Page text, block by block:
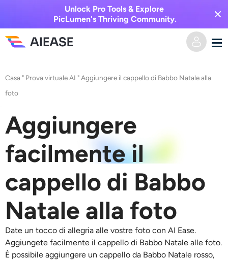
Unlock Pro Tools & Explore
PicLumen's Thriving Community.
AI Video
Da testo a video
Da immagine a video
Effetti video
Generatore di baci AI
Generatore di abbracci AI
Effetti video
Immagine AI
Da immagine a immagine
Da testo a immagine
Modelli di intelligenza artificiale supportati
Seedream 5.0 Pro Nano Banana Pro
Strumenti di intelligenza artificiale
Editor e creatore di foto
Ottimizzatore di foto
Prezzi
Casa " Prova virtuale AI "Aggiungere il cappello di Babbo Natale alla
foto
Aggiungere
facilmente il
cappello di Babbo
Natale alla foto
Date un tocco di allegria alle vostre foto con AI Ease.
Aggiungete facilmente il cappello di Babbo Natale alle foto.
È possibile aggiungere un cappello da Babbo Natale rosso,